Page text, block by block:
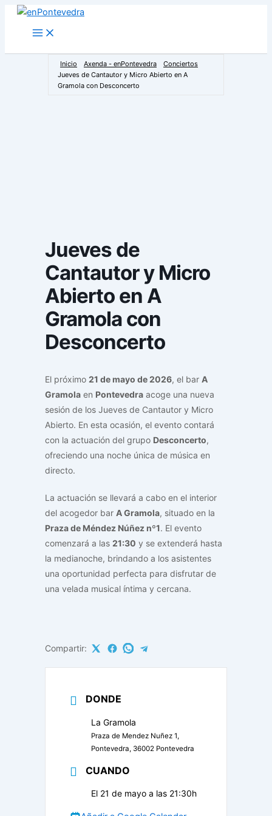
Main
Menu
Inicio Axenda - enPontevedra
Conciertos
Jueves de Cantautor y Micro Abierto en A
Gramola con Desconcerto
Jueves de
Cantautor y Micro
Abierto en A
Gramola con
Desconcerto
El próximo 21 de mayo de 2026, el bar A
Gramola en Pontevedra acoge una nueva
sesión de los Jueves de Cantautor y Micro
Abierto. En esta ocasión, el evento contará
con la actuación del grupo Desconcerto,
ofreciendo una noche única de música en
directo.
La actuación se llevará a cabo en el interior
del acogedor bar A Gramola, situado en la
Praza de Méndez Núñez nº1. El evento
comenzará a las 21:30 y se extenderá hasta
la medianoche, brindando a los asistentes
una oportunidad perfecta para disfrutar de
una velada musical íntima y cercana.
Compartir:
DONDE
La Gramola
Praza de Mendez Nuñez 1,
Pontevedra, 36002 Pontevedra
CUANDO
El 21 de mayo a las 21:30h